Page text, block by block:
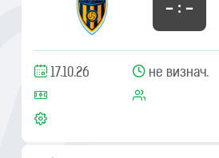
– : –
17.10.26 не визнач.